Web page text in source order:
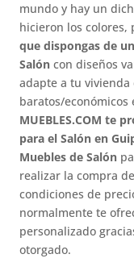
mundo y hay un
hicieron los
que dispongas de
Salóncon diseños
adapte a tu vivienda
baratos/
MUEBLES.COM te
para el Salón en
Muebles de Salón
realizar la compra
condiciones de
normalmente te
personalizado
otorgado.